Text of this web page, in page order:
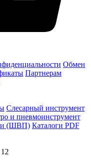
Обмен
Партнерам
Слесарный инструмент
и пневмоинструмент
(ШВП) Каталоги PDF